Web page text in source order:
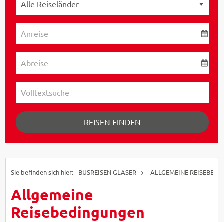
REISEN FINDEN
BUSREISEN GLASER ALLGEMEINE
Allgemeine
Reisebedingungen